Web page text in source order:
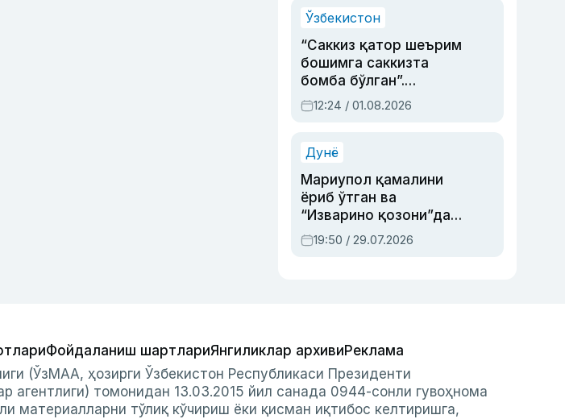
Ўзбекистон
“Саккиз қатор шеърим
бошимга саккизта
бомба бўлган”.
Абдулла Ориповни
сиёсий айбловлардан
12:24 / 01.08.2026
Дунё
Мариупол қамалини
ёриб ўтган ва
“Изварино қозони”дан
чиққан қаҳрамон —
Украина армияси бош
19:50 / 29.07.2026
Фойдаланиш шартлариЯнгиликлар архивиРеклама
(ЎзМАА, ҳозирги Ўзбекистон Республикаси Президенти
томонидан 13.03.2015 йил санада 0944-сонли гувоҳнома
материалларни тўлиқ кўчириш ёки қисман иқтибос келтиришга,